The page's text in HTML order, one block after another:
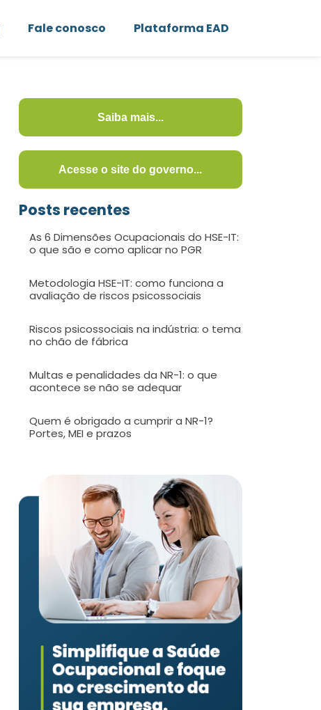
Fale conosco Plataforma EAD
Saiba mais...
Acesse o site do governo...
Posts recentes
As 6 Dimensões Ocupacionais do HSE-IT:
o que são e como aplicar no PGR
Metodologia HSE-IT: como funciona a
avaliação de riscos psicossociais
Riscos psicossociais na indústria: o tema
no chão de fábrica
Multas e penalidades da NR-1: o que
acontece se não se adequar
Quem é obrigado a cumprir a NR-1?
Portes, MEI e prazos